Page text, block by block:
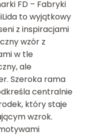
FD – Fabryki
to wyjątkowy
z inspiracjami
wzór z
w tle
ale
Szeroka rama
centralnie
który staje
wzrok.